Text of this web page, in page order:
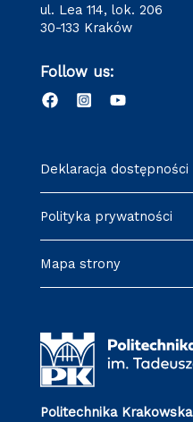
ul. Lea 114, lok. 206
30-133 Kraków
Follow us:
Deklaracja dostępności
Polityka prywatności
Mapa strony
Politechnika Krakowska